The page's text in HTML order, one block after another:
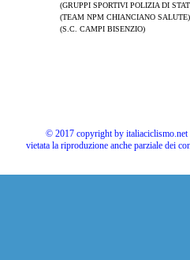
(GRUPPI SPORTIVI POLIZIA DI
(TEAM NPM CHIANCIANO SALUTE)
(S.C. CAMPI BISENZIO)
© 2017 copyright by
vietata la riproduzione anche parziale dei